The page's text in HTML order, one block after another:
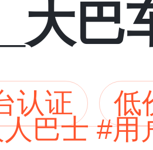
大巴
认证
低
巴士 #用